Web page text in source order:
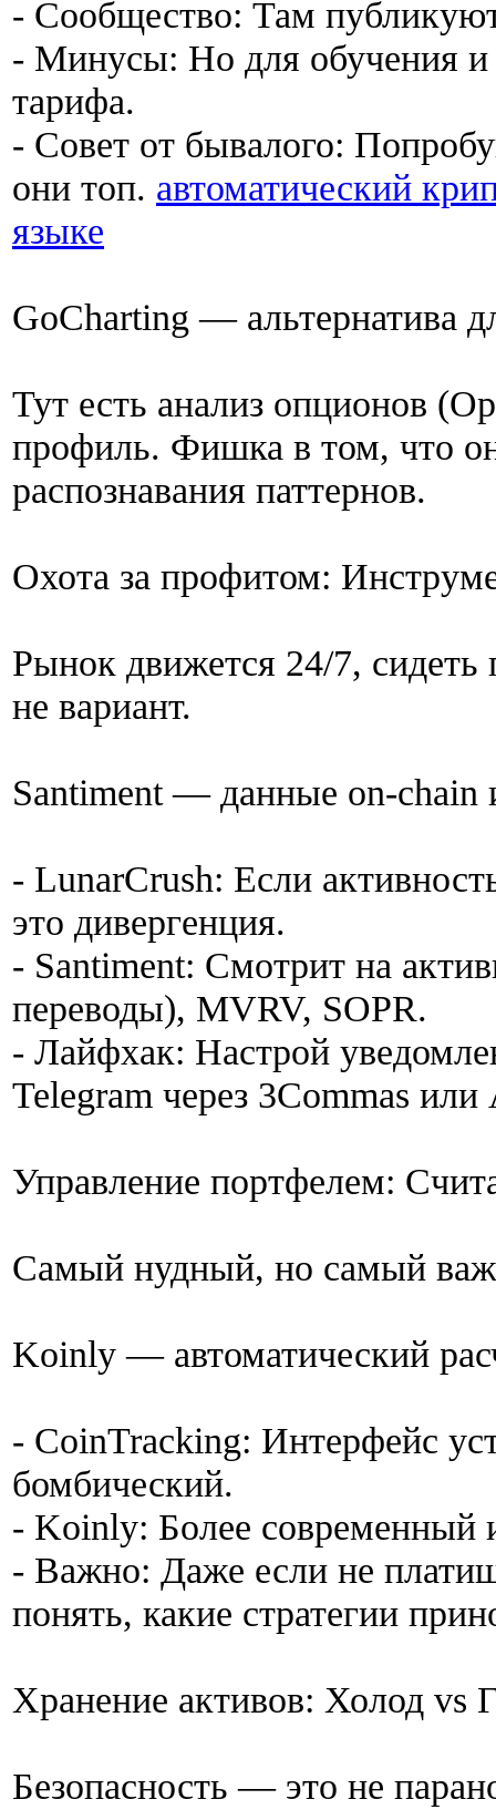
- Сообщество: Там
- Минусы: Но для обучения и
тарифа.
- Совет от бывалого:
они топ. автоматический
языке
GoCharting — альтернатива
Тут есть анализ опционов
профиль. Фишка в том, что
распознавания паттернов.
Охота за профитом:
Рынок движется 24/7,
не вариант.
Santiment — данные on-chain
- LunarCrush: Если
это дивергенция.
- Santiment: Смотрит на
переводы), MVRV, SOPR.
- Лайфхак: Настрой
Telegram через 3Commas
Управление портфелем:
Самый нудный, но самый
Koinly — автоматический
- CoinTracking: Интерфейс
бомбический.
- Koinly: Более современный
- Важно: Даже если не
понять, какие стратегии
Хранение активов: Холод vs
Безопасность — это не